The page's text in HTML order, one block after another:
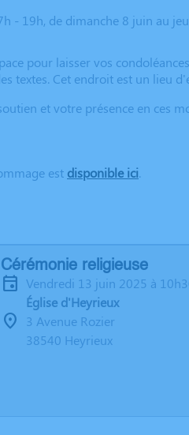
- 19h, de dimanche 8 juin au
pour laisser vos
textes. Cet endroit est un lieu
et votre présence en ces
est disponible ici.
Cérémonie religieuse
vendredi 13 juin 2025 à
Église d'Heyrieux
3 Avenue Rozier
38540 Heyrieux